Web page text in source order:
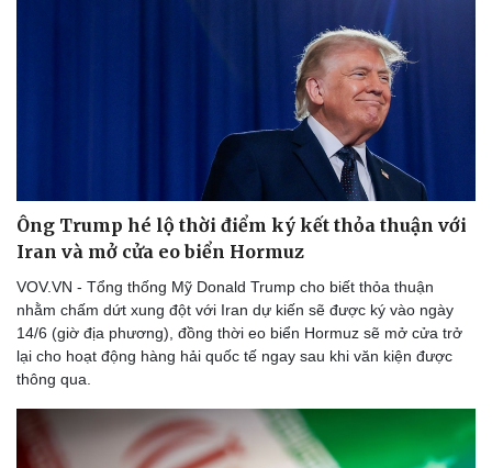
Vì cộng đồng
Công nghệ
Sành điệu
Tin Công nghệ
Trải nghiệm
Chuyển đổi số
Ông Trump hé lộ thời điểm ký kết thỏa thuận với
Iran và mở cửa eo biển Hormuz
VOV.VN - Tổng thống Mỹ Donald Trump cho biết thỏa thuận
nhằm chấm dứt xung đột với Iran dự kiến sẽ được ký vào ngày
14/6 (giờ địa phương), đồng thời eo biển Hormuz sẽ mở cửa trở
lại cho hoạt động hàng hải quốc tế ngay sau khi văn kiện được
thông qua.